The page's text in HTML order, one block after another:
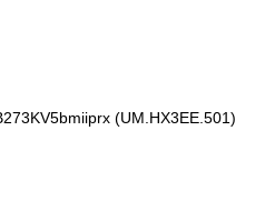
(UM.HX3EE.501)